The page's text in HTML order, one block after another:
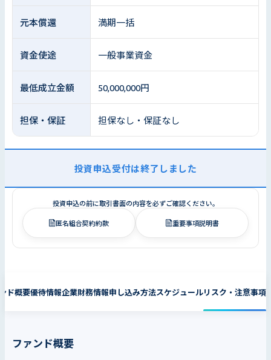
元本償還 満期一括
資金使途 一般事業資金
最低成立金額 50,000,000円
担保・保証 担保なし・保証なし
投資申込受付は終了しました
投資申込の前に取引書面の内容を必ずご確認ください。
匿名組合契約約款 重要事項説明書
ド概要優待情報企業財務情報申し込み方法スケジュールリスク・注意事項
ファンド概要